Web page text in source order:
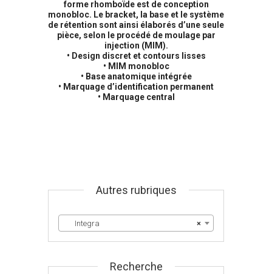
forme rhomboïde est de conception
monobloc. Le bracket, la base et le système
de rétention sont ainsi élaborés d’une seule
pièce, selon le procédé de moulage par
injection (MIM).
• Design discret et contours lisses
• MIM monobloc
• Base anatomique intégrée
• Marquage d’identification permanent
• Marquage central
Autres rubriques
×
Integra
Recherche